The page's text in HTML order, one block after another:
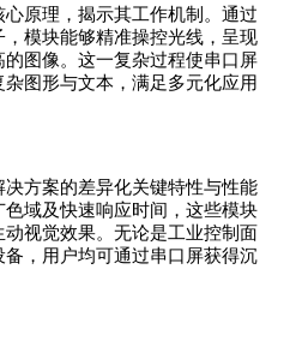
原理，揭示其工作机制。通过
模块能够精准操控光线，呈现
图像。这一复杂过程使串口屏
图形与文本，满足多元化应用
方案的差异化关键特性与性能
域及快速响应时间，这些模块
视觉效果。无论是工业控制面
，用户均可通过串口屏获得沉